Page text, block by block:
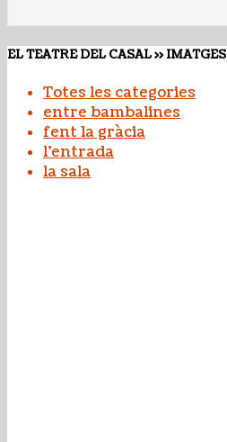
EL TEATRE DEL CASAL >> IMATGES
Totes les categories
entre bambalines
fent la gràcia
l'entrada
la sala